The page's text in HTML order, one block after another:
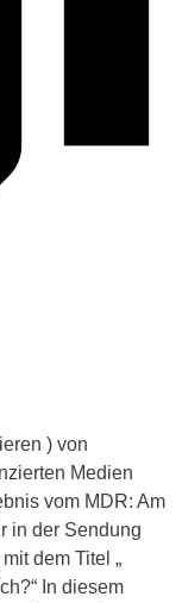
) von
Medien
vom MDR: Am
in der Sendung
dem Titel „
In diesem